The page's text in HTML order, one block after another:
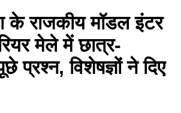
के राजकीय मॉडल इंटर
मेले में छात्र-
प्रश्न, विशेषज्ञों ने दिए